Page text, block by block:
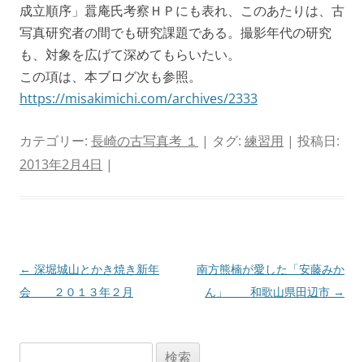
成立順序」囂庵氏考察ＨＰにも表れ、このあたりは、古
写真研究者の間でも研究課題である。撮影年代の研究
も、対象を広げて深めてもらいたい。
この項は、本ブログ次も参照。
https://misakimichi.com/archives/2333
カテゴリー: 長崎の古写真考 １ | タグ: 練習用 | 投稿日:
2013年2月4日 |
投
稿
← 深堀城山とかき焼き新年
会 ２０１３年２月
南方熊楠が愛した「安藤みか
ん」 和歌山県田辺市 →